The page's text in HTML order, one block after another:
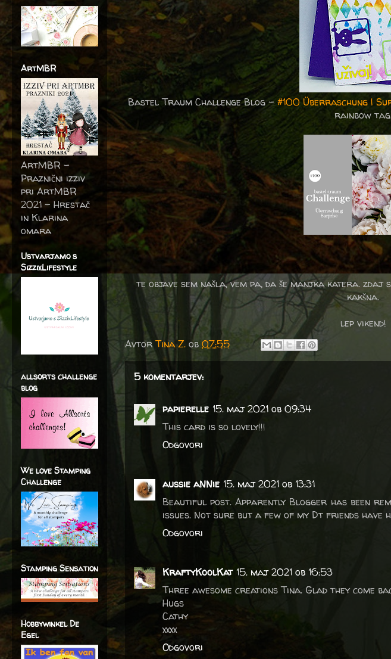
Bastel Traum Challenge Blog - #100 Überraschung |
rainbow
te objave sem našla, vem pa, da še manjka katera. zdaj
kakšna.
lep vikend!
AvtorTina Z. ob 07:55
5 komentarjev:
papierelle 15. maj 2021 ob 09:34
This card is so lovely!!!
Odgovori
aussie aNNie 15. maj 2021 ob 13:31
Beautiful post. Apparently Blogger has been
issues. Not sure but a few of my Dt friends have
Odgovori
KraftyKoolKat 15. maj 2021 ob 16:53
Three awesome creations Tina. Glad they come
Hugs
Cathy
xxxx
Odgovori
ArtMBR
ArtMBR -
Praznični izziv
pri ArtMBR
2021 – Hrestač
in Klarina
omara
Ustvarjamo s
SizzixLifestyle
allsorts challenge
blog
We love Stamping
Challenge
Stamping Sensation
Hobbywinkel De
Egel